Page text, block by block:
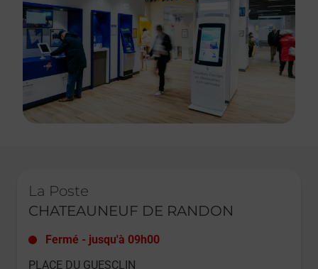
La Poste
CHATEAUNEUF DE RANDON
Fermé - jusqu'à 09h00
PLACE DU GUESCLIN